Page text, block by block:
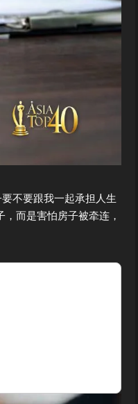
不要跟我一起承担人生
而是害怕房子被牵连，